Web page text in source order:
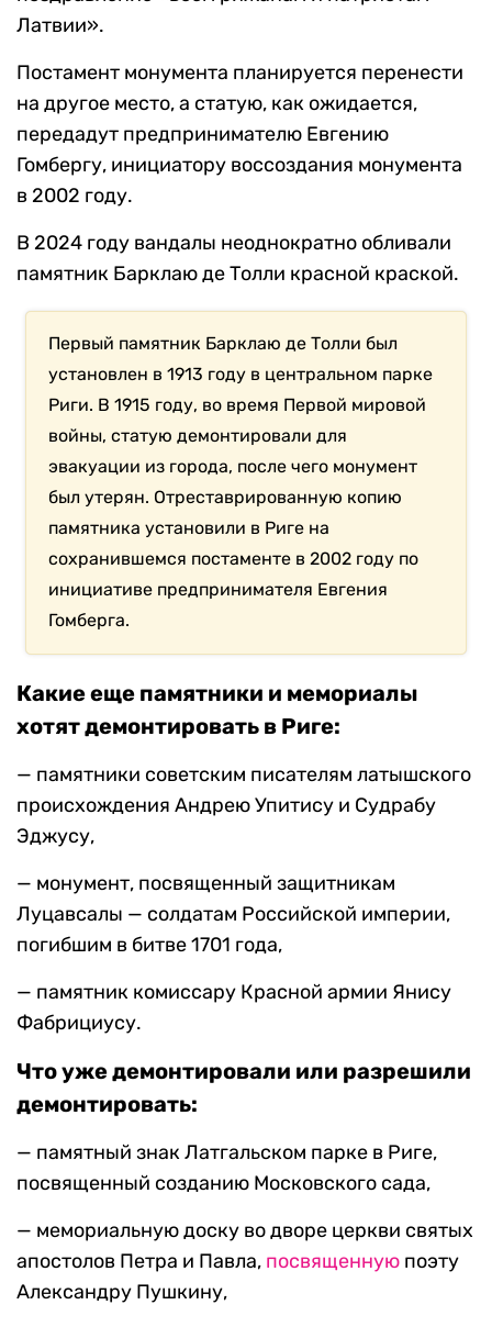
Латвии».
Постамент монумента планируется перенести
на другое место, а статую, как ожидается,
передадут предпринимателю Евгению
Гомбергу, инициатору воссоздания монумента
в 2002 году.
В 2024 году вандалы неоднократно обливали
памятник Барклаю де Толли красной краской.
Первый памятник Барклаю де Толли был
установлен в 1913 году в центральном парке
Риги. В 1915 году, во время Первой мировой
войны, статую демонтировали для
эвакуации из города, после чего монумент
был утерян. Отреставрированную копию
памятника установили в Риге на
сохранившемся постаменте в 2002 году по
инициативе предпринимателя Евгения
Гомберга.
Какие еще памятники и мемориалы
хотят демонтировать в Риге:
— памятники советским писателям латышского
происхождения Андрею Упитису и Судрабу
Эджусу,
— монумент, посвященный защитникам
Луцавсалы — солдатам Российской империи,
погибшим в битве 1701 года,
— памятник комиссару Красной армии Янису
Фабрициусу.
Что уже демонтировали или разрешили
демонтировать:
— памятный знак Латгальском парке в Риге,
посвященный созданию Московского сада,
— мемориальную доску во дворе церкви святых
апостолов Петра и Павла, посвященную поэту
Александру Пушкину,